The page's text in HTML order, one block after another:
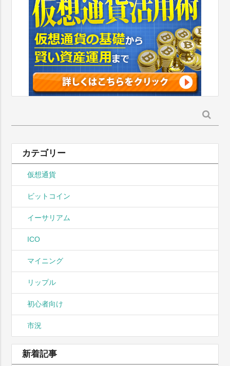
索:
カテゴリー
仮想通貨
ビットコイン
イーサリアム
ICO
マイニング
リップル
初心者向け
市況
新着記事